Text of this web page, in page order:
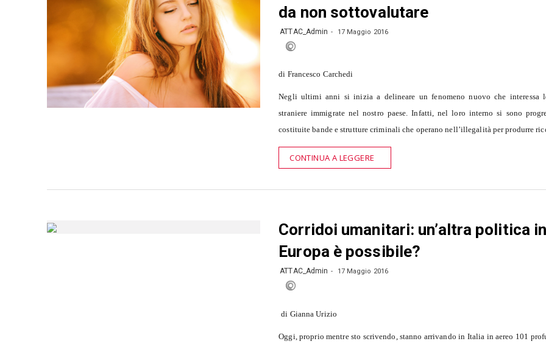
da non sottovalutare
ATTAC_Admin 17 Maggio 2016
di Francesco Carchedi
Negli ultimi anni si inizia a delineare un fenomeno nuovo che interessa
straniere immigrate nel nostro paese. Infatti, nel loro interno si sono
costituite bande e strutture criminali che operano nell’illegalità per produrre
CONTINUA A LEGGERE
Corridoi umanitari: un’altra politica in
Europa è possibile?
ATTAC_Admin 17 Maggio 2016
di Gianna Urizio
Oggi, proprio mentre sto scrivendo, stanno arrivando in Italia in aereo 101